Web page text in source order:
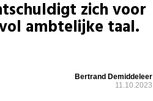
zich voor
ambtelijke taal.
Bertrand Demiddeleer
11.10.2023